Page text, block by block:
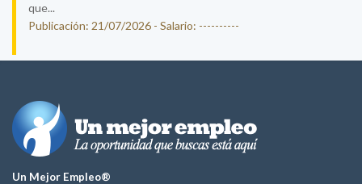
que...
Publicación: 21/07/2026 - Salario: ----------
Un Mejor Empleo®